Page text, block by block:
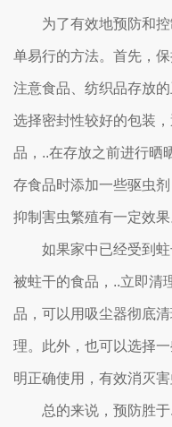
为了有效地预防和
单易行的方法。首先，
注意食品、纺织品存放
选择密封性较好的包装
品，..在存放之前进行晒
存食品时添加一些驱虫
抑制害虫繁殖有一定效果
如果家中已经受到
被蛀干的食品，..立即清
品，可以用吸尘器彻底
理。此外，也可以选择
明正确使用，有效消灭害
总的来说，预防胜